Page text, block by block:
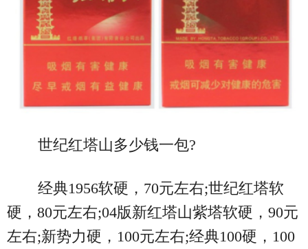
世纪红塔山多少钱一包?
经典1956软硬，70元左右;世纪红塔软
硬，80元左右;04版新红塔山紫塔软硬，90元
左右;新势力硬，100元左右;经典100硬，100